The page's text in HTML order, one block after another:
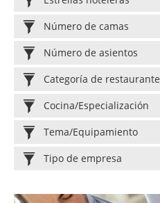
Número de camas
Número de asientos
Categoría de restaurante
Cocina/Especialización
Tema/Equipamiento
Tipo de empresa